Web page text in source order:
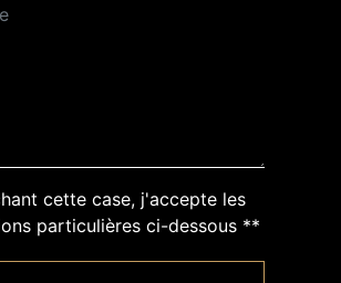
cette case, j'accepte les
particulières ci-dessous **